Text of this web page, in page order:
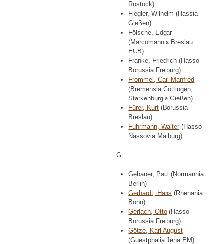
Rostock)
Flegler, Wilhelm (Hassia
Gießen)
Fölsche, Edgar
(Marcomannia Breslau
ECB)
Franke, Friedrich (Hasso-
Borussia Freiburg)
Frommel, Carl Manfred
(Bremensia Göttingen,
Starkenburgia Gießen)
Fürer, Kurt (Borussia
Breslau)
Fuhrmann, Walter (Hasso-
Nassovia Marburg)
G
Gebauer, Paul (Normannia
Berlin)
Gerhardt, Hans (Rhenania
Bonn)
Gerlach, Otto (Hasso-
Borussia Freiburg)
Götze, Karl August
(Guestphalia Jena EM)